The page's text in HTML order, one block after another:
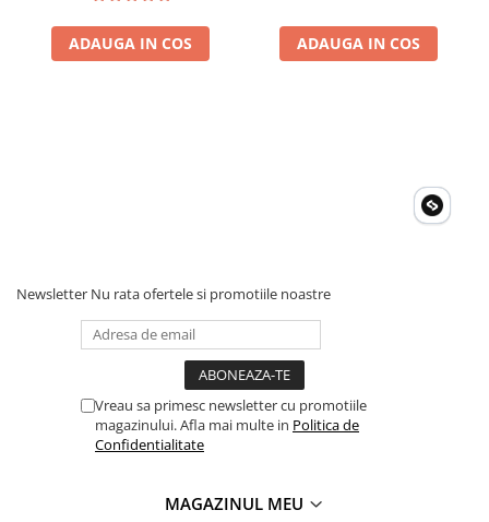
BatteryProtect este exact ceea ce cautati.
ADAUGA IN COS ADAUGA IN COS
Newsletter Nu rata ofertele si promotiile noastre
Vreau sa primesc newsletter cu promotiile
magazinului. Afla mai multe in Politica de
Confidentialitate
MAGAZINUL MEU